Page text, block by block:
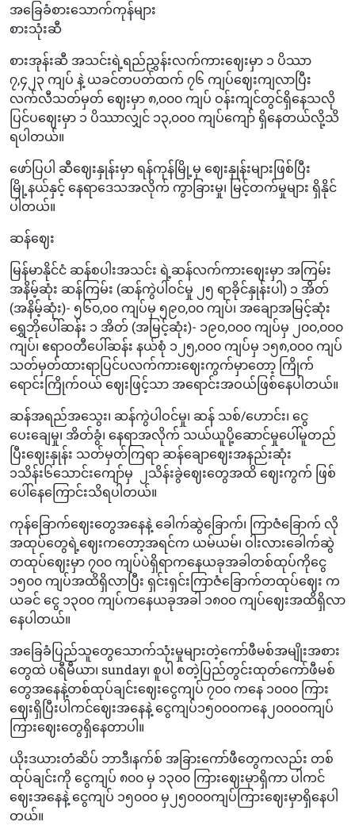
အခြေခံစားသောက်ကုန်များ
စားသုံးဆီ
စားအုန်းဆီ အသင်းရဲ့ရည်ညွှန်းလက်ကားဈေးမှာ ၁ ပိဿာ
၇,၄၂၃ ကျပ် နဲ့ ယခင်တပတ်ထက် ၇၆ ကျပ်ဈေးကျ‌လာပြီး
လက်လီသတ်မှတ် ဈေးမှာ ၈,၀၀၀ ကျပ် ဝန်းကျင်တွင်ရှိနေသလို
ပြင်ပဈေးမှာ ၁ ပိဿာလျှင် ၁၃,၀၀၀ ကျပ်ကျော် ရှိနေတယ်လို့သိ
ရပါတယ်။
ဖော်ပြပါ ဆီဈေးနှုန်းမှာ ရန်ကုန်မြို့မှ ဈေးနှုန်းများဖြစ်ပြီး
မြို့နယ်နှင့် နေရာဒေသအလိုက် ကွာခြားမှု၊ မြင့်တက်မှုများ ရှိနိုင်
ပါတယ်။
ဆန်ဈေး
မြန်မာနိုင်ငံ ဆန်စပါးအသင်း ရဲ့ဆန်လက်ကားဈေးမှာ အကြမ်း
အနိမ့်ဆုံး ဆန်ကြမ်း (ဆန်ကွဲပါဝင်မှု ၂၅ ရာခိုင်နှုန်းပါ) ၁ အိတ်
(အနိမ့်ဆုံး)- ၅၆၀,၀၀ ကျပ်မှ ၅၉၀,၀၀ ကျပ်၊ အချောအမြင့်ဆုံး
ရွှေဘိုပေါ်ဆန်း ၁ အိတ် (အမြင့်ဆုံး)- ၁၉၀,၀၀၀ ကျပ်မှ ၂၀၀,၀၀၀
ကျပ်၊ ဧရာဝတီပေါ်ဆန်း နယ်စုံ ၁၂၅,၀၀၀ ကျပ်မှ ၁၅၈,၀၀၀ ကျပ်
သတ်မှတ်ထားရာပြင်ပလက်ကားဈေးကွက်မှာတော့ ကြိုက်
ရောင်းကြိုက်ဝယ် ဈေးဖြင့်သာ အရောင်းအဝယ်ဖြစ်နေပါတယ်။
ဆန်အရည်အသွေး၊ ဆန်ကွဲပါဝင်မှု၊ ဆန် သစ်/ဟောင်း၊ ငွေ
ပေးချေမှု၊ အိတ်ခွံ၊ နေရာအလိုက် သယ်ယူပို့ဆောင်မှုပေါ်မူတည်
ပြီးဈေးနှုန်း သတ်မှတ်ကြရာ ဆန်ချောဈေးအနည်းဆုံး
၁သိန်း၆သောင်းကျော်မှ ၂သိန်းခွဲဈေးတွေအထိ ဈေးကွက် ဖြစ်
ပေါ်နေကြောင်းသိရပါတယ်။
ကုန်ခြောက်ဈေးတွေအနေနဲ့ ခေါက်ဆွဲခြောက်၊ ကြာဇံခြောက် လို
အထုပ်တွေရဲ့ဈေးကတော့အရင်က ယမ်ယမ်၊ ဝါးလားခေါက်ဆွဲ
တထုပ်ဈေးမှာ ၇၀၀ ကျပ်ပဲရှိရာကနေယခုအခါတစ်ထုပ်ကိုငွေ
၁၅၀၀ ကျပ်အထိရှိလာပြီး ရှင်းရှင်းကြာဇံခြောက်တထုပ်ဈေး က
ယခင် ငွေ ၁၃၀၀ ကျပ်ကနေယခုအခါ ၁၈၀၀ ကျပ်ဈေးအထိရှိလာ
နေပါတယ်။
အခြေခံပြည်သူတွေသောက်သုံးမှုများတဲ့ကော်ဖီမစ်အမျိုးအစား
တွေထဲ ပရီမီယာ၊ sunday၊ စူပါ စတဲ့ပြည်တွင်းထုတ်ကော်ဖီမစ်
တွေအနေနဲ့တစ်ထုပ်ချင်းဈေးငွေကျပ် ၇၀၀ ကနေ ၁၀၀၀ ကြား
ဈေးရှိပြီးပါကင်ဈေးအနေနဲ့ ငွေကျပ်၁၅၀၀၀ကနေ၂၀၀‌၀၀ကျပ်
ကြားဈေးတွေရှိနေတာပါ။
ယိုးဒယားတံဆိပ် ဘာဒီ၊နက်စ် အခြားကော်ဖီတွေကလည်း တစ်
ထုပ်ချင်းကို ငွေကျပ် ၈၀၀ မှ ၁၃၀၀ ကြားဈေးမှာရှိကာ ပါကင်
ဈေးအနေနဲ့ ငွေကျပ် ၁၅၀၀၀ မှ၂၅၀၀၀ကျပ်ကြားဈေးမှာရှိနေပါ
တယ်။